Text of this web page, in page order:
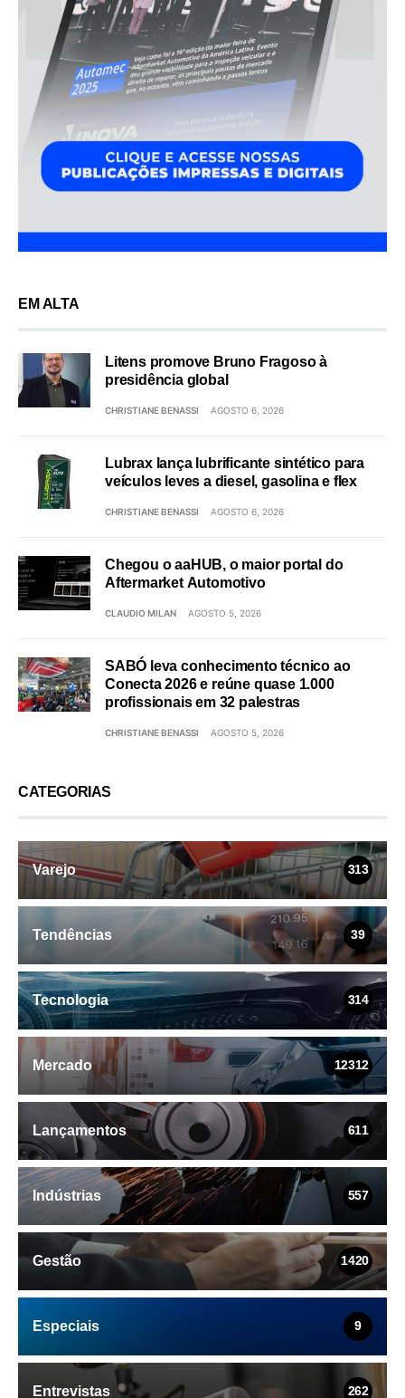
EM ALTA
Litens promove Bruno Fragoso à
presidência global
CHRISTIANE BENASSI AGOSTO 6, 2026
Lubrax lança lubrificante sintético para
veículos leves a diesel, gasolina e flex
CHRISTIANE BENASSI AGOSTO 6, 2026
Chegou o aaHUB, o maior portal do
Aftermarket Automotivo
CLAUDIO MILAN AGOSTO 5, 2026
SABÓ leva conhecimento técnico ao
Conecta 2026 e reúne quase 1.000
profissionais em 32 palestras
CHRISTIANE BENASSI AGOSTO 5, 2026
CATEGORIAS
Varejo 313
Tendências 39
Tecnologia 314
Mercado 12312
Lançamentos 611
Indústrias 557
Gestão 1420
Especiais 9
Entrevistas 262